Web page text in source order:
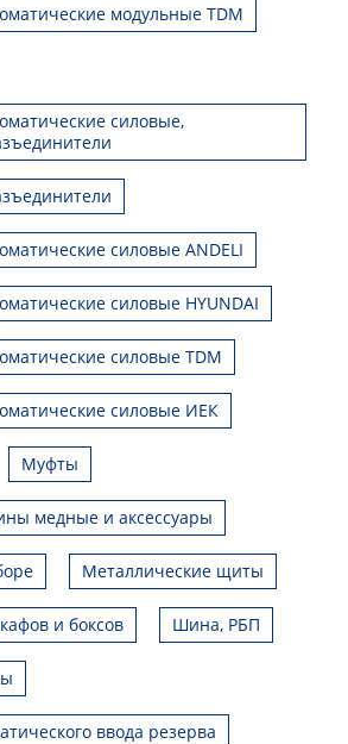
модульные TDM
силовые,
силовые ANDELI
силовые HYUNDAI
силовые TDM
силовые ИЕК
Муфты
медные и аксессуары
Металлические щиты
и боксов Шина, РБП
ввода резерва